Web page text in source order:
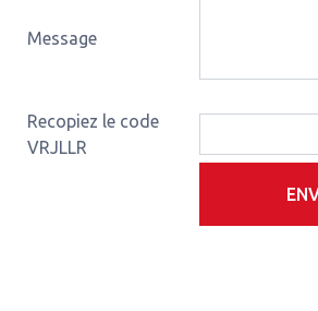
Message
Recopiez le code
VRJLLR